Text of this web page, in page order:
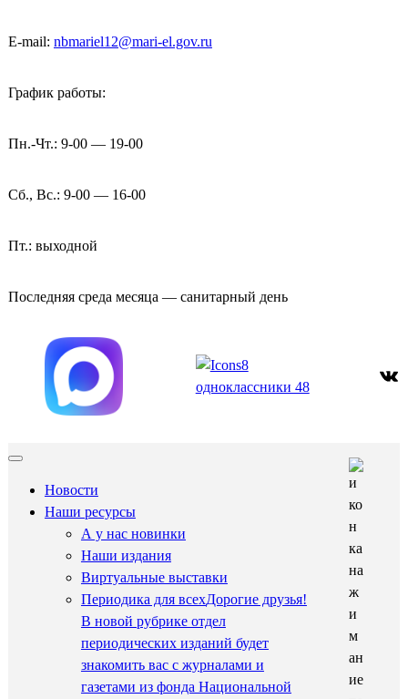
E-mail: nbmariel12@mari-el.gov.ru
График работы:
Пн.-Чт.: 9-00 — 19-00
Сб., Вс.: 9-00 — 16-00
Пт.: выходной
Последняя среда месяца — санитарный день
ВКонтакте
Новости
Наши ресурсы
А у нас новинки
Наши издания
Виртуальные выставки
Периодика для всехДорогие друзья!
В новой рубрике отдел
периодических изданий будет
знакомить вас с журналами и
газетами из фонда Национальной